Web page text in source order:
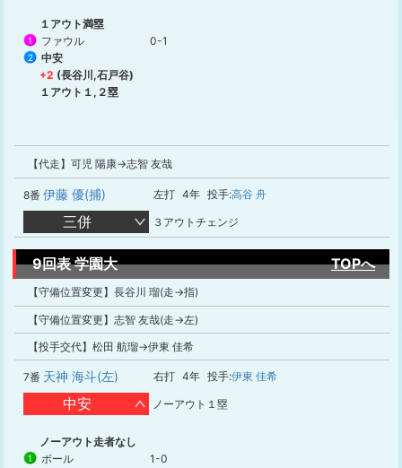
１アウト満塁
1 ファウル 0-1
2
中安
+2 (長谷川,石戸谷)
１アウト１,２塁
【代走】可児 陽康→志智 友哉
8番 伊藤 優(捕) 左打 4年 投手:高谷 舟
三併 ３アウトチェンジ
9回表 学園大 TOPへ
【守備位置変更】長谷川 瑠(走→指)
【守備位置変更】志智 友哉(走→左)
【投手交代】松田 航瑠→伊東 佳希
7番 天神 海斗(左) 右打 4年 投手:伊東 佳希
中安 ノーアウト１塁
ノーアウト走者なし
1 ボール 1-0